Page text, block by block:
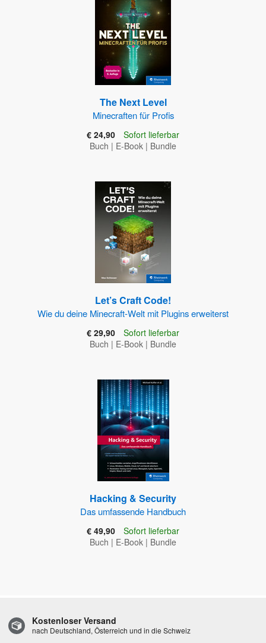
The Next Level
Minecraften für Profis
€ 24,90
Sofort lieferbar
Buch | E-Book | Bundle
Let’s Craft Code!
Wie du deine Minecraft-Welt mit Plugins erweiterst
€ 29,90
Sofort lieferbar
Buch | E-Book | Bundle
Hacking & Security
Das umfassende Handbuch
€ 49,90
Sofort lieferbar
Buch | E-Book | Bundle
Kostenloser Versand
nach Deutschland, Österreich und in die Schweiz